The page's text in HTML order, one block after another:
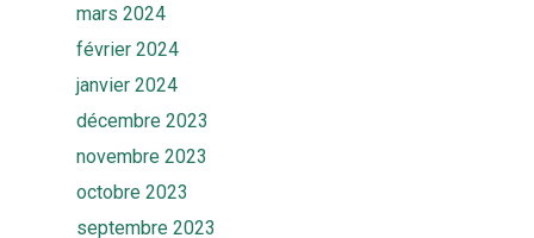
mars 2024
février 2024
janvier 2024
décembre 2023
novembre 2023
octobre 2023
septembre 2023